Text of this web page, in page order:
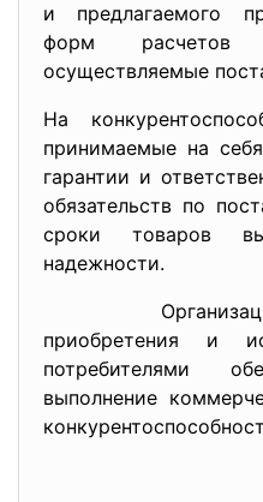
и предлагаемого
форм
осуществляемые
На
принимаемые на
гарантии и
обязательств по
сроки товаров
надежности.
приобретения и
потребителями
выполнение